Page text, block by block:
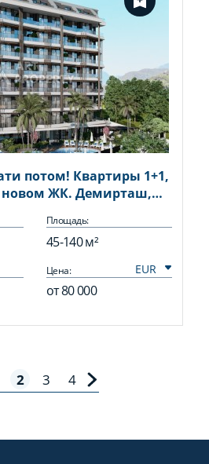
потом! Квартиры 1+1,
новом ЖК. Демирташ,
Площадь:
45-140 м²
Цена:
от80 000
2 3 4